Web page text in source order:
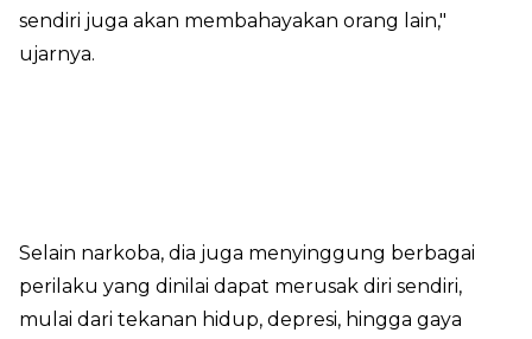
sendiri juga akan membahayakan orang lain,"
ujarnya.
Selain narkoba, dia juga menyinggung berbagai
perilaku yang dinilai dapat merusak diri sendiri,
mulai dari tekanan hidup, depresi, hingga gaya